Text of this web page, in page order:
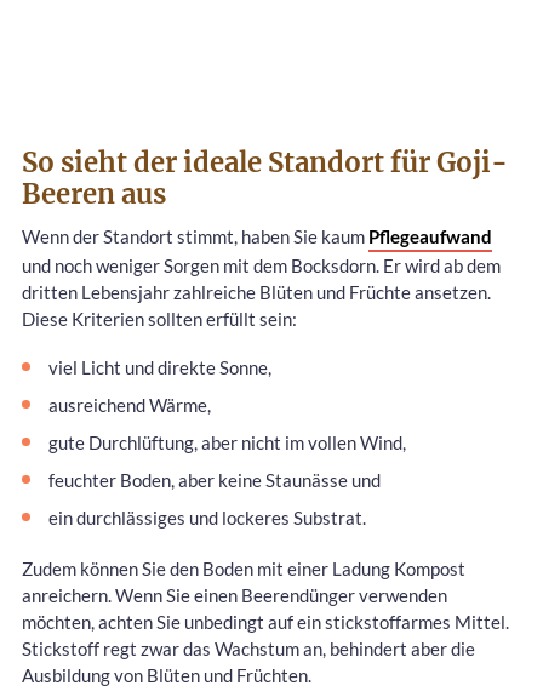
So sieht der ideale Standort für Goji-
Beeren aus
Wenn der Standort stimmt, haben Sie kaum Pflegeaufwand
und noch weniger Sorgen mit dem Bocksdorn. Er wird ab dem
dritten Lebensjahr zahlreiche Blüten und Früchte ansetzen.
Diese Kriterien sollten erfüllt sein:
viel Licht und direkte Sonne,
ausreichend Wärme,
gute Durchlüftung, aber nicht im vollen Wind,
feuchter Boden, aber keine Staunässe und
ein durchlässiges und lockeres Substrat.
Zudem können Sie den Boden mit einer Ladung Kompost
anreichern. Wenn Sie einen Beerendünger verwenden
möchten, achten Sie unbedingt auf ein stickstoffarmes Mittel.
Stickstoff regt zwar das Wachstum an, behindert aber die
Ausbildung von Blüten und Früchten.